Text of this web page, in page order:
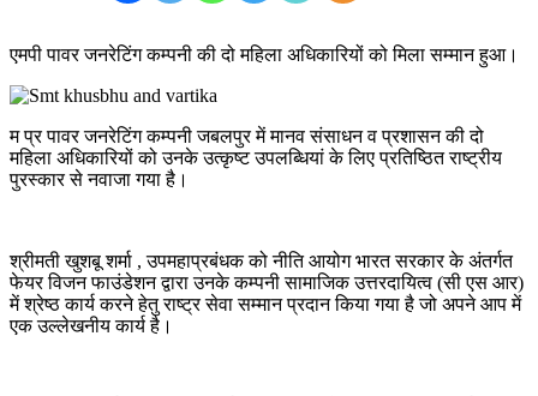
एमपी पावर जनरेटिंग कम्पनी की दो महिला अधिकारियों को मिला सम्मान हुआ।
म प्र पावर जनरेटिंग कम्पनी जबलपुर में मानव संसाधन व प्रशासन की दो
महिला अधिकारियों को उनके उत्कृष्ट उपलब्धियां के लिए प्रतिष्ठित राष्ट्रीय
पुरस्कार से नवाजा गया है।
श्रीमती खुशबू शर्मा , उपमहाप्रबंधक को नीति आयोग भारत सरकार के अंतर्गत
फेयर विजन फाउंडेशन द्वारा उनके कम्पनी सामाजिक उत्तरदायित्व (सी एस आर)
में श्रेष्ठ कार्य करने हेतु राष्ट्र सेवा सम्मान प्रदान किया गया है जो अपने आप में
एक उल्लेखनीय कार्य है।